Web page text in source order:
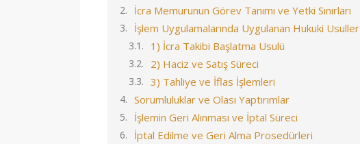
İcra Memurunun Görev Tanımı ve Yetki Sınırları
İşlem Uygulamalarında Uygulanan Hukuki Usuller
1) İcra Takibi Başlatma Usulü
2) Haciz ve Satış Süreci
3) Tahliye ve İflas İşlemleri
Sorumluluklar ve Olası Yaptırımlar
İşlemin Geri Alınması ve İptal Süreci
İptal Edilme ve Geri Alma Prosedürleri